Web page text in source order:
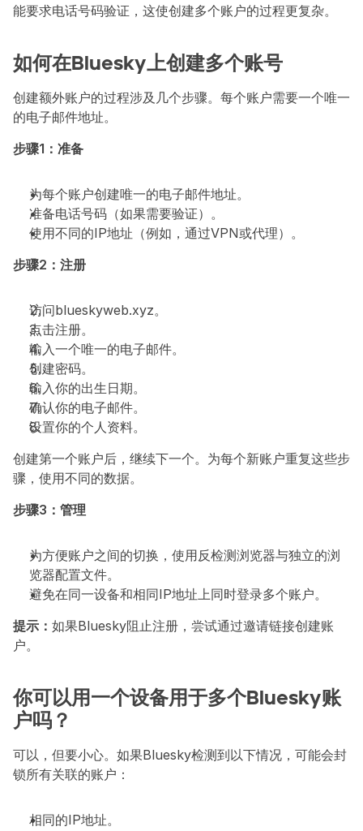
能要求电话号码验证，这使创建多个账户的过程更复杂。
如何在Bluesky上创建多个账号
创建额外账户的过程涉及几个步骤。每个账户需要一个唯一
的电子邮件地址。
步骤1：准备
为每个账户创建唯一的电子邮件地址。
准备电话号码（如果需要验证）。
使用不同的IP地址（例如，通过VPN或代理）。
步骤2：注册
访问blueskyweb.xyz。
点击注册。
输入一个唯一的电子邮件。
创建密码。
输入你的出生日期。
确认你的电子邮件。
设置你的个人资料。
创建第一个账户后，继续下一个。为每个新账户重复这些步
骤，使用不同的数据。
步骤3：管理
为方便账户之间的切换，使用反检测浏览器与独立的浏
览器配置文件。
避免在同一设备和相同IP地址上同时登录多个账户。
提示： 如果Bluesky阻止注册，尝试通过邀请链接创建账
户。
你可以用一个设备用于多个Bluesky账
户吗？
可以，但要小心。如果Bluesky检测到以下情况，可能会封
锁所有关联的账户：
相同的IP地址。